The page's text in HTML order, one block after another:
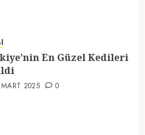
2025
En Güzel Kedileri
2025 0